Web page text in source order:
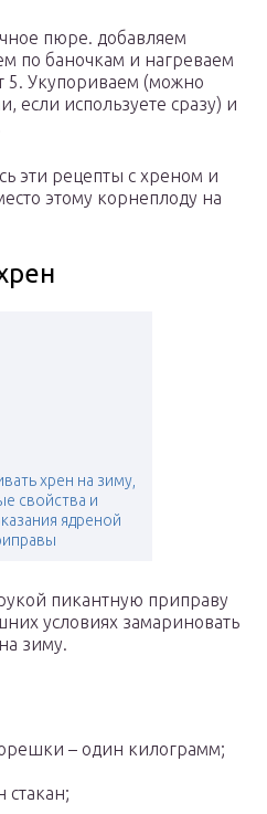
пюре. добавляем
по баночкам и нагреваем
5. Укупориваем (можно
используете сразу) и
эти рецепты с хреном и
этому корнеплоду на
хрен на зиму,
свойства и
ядреной
пикантную приправу
условиях замариновать
зиму.
– один килограмм;
стакан;